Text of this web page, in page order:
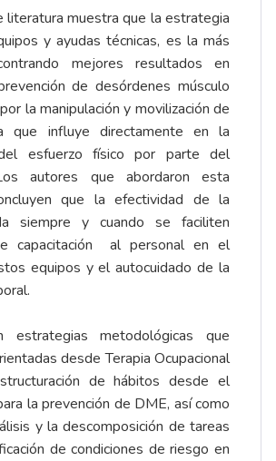
literatura muestra que la estrategia
y ayudas técnicas, es la más
mejores resultados en
de desórdenes músculo
la manipulación y movilización de
que influye directamente en la
esfuerzo físico por parte del
autores que abordaron esta
que la efectividad de la
siempre y cuando se faciliten
capacitación al personal en el
equipos y el autocuidado de la
estrategias metodológicas que
desde Terapia Ocupacional
de hábitos desde el
la prevención de DME, así como
y la descomposición de tareas
de condiciones de riesgo en